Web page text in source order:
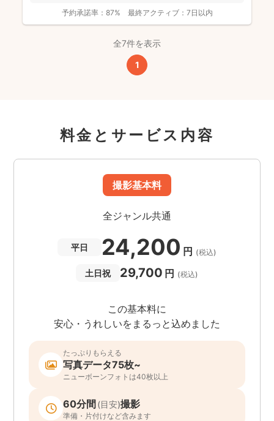
予約承諾率： 87% 最終アクティブ： 7日以内
全7件を表示
1
料金とサービス内容
撮影基本料
全ジャンル共通
平日 24,200 円 (税込)
土日祝 29,700 円 (税込)
この基本料に
安心・うれしいをまるっと込めました
たっぷりもらえる
写真データ75枚~
ニューボーンフォトは40枚以上
60分間(目安)撮影
準備・片付けなど含みます